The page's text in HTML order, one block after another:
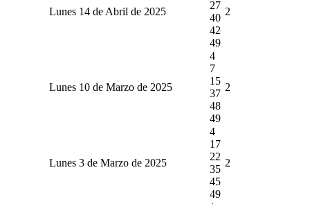
Lunes 14 de Abril de 2025
27
40
42
49
2
Lunes 10 de Marzo de 2025
4
7
15
37
48
49
2
Lunes 3 de Marzo de 2025
4
17
22
35
45
49
2